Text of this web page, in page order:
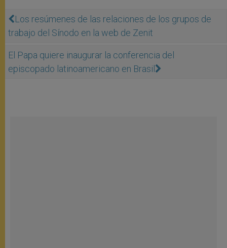
Los resúmenes de las relaciones de los grupos de
trabajo del Sínodo en la web de Zenit
El Papa quiere inaugurar la conferencia del
episcopado latinoamericano en Brasil